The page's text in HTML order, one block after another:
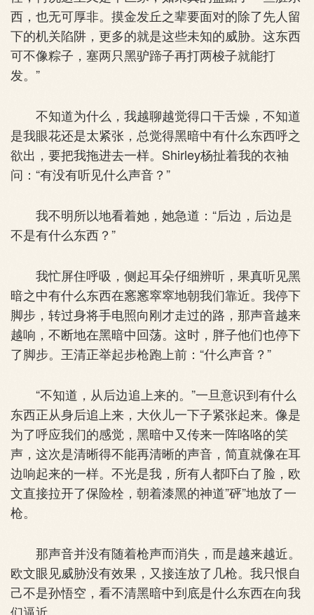
西，也无可厚非。摸金发丘之辈要面对的除了先人留
下的机关陷阱，更多的就是这些未知的威胁。这东西
可不像粽子，塞两只黑驴蹄子再打两梭子就能打
发。”
不知道为什么，我越聊越觉得口干舌燥，不知道
是我眼花还是太紧张，总觉得黑暗中有什么东西呼之
欲出，要把我拖进去一样。Shirley杨扯着我的衣袖
问：“有没有听见什么声音？”
我不明所以地看着她，她急道：“后边，后边是
不是有什么东西？”
我忙屏住呼吸，侧起耳朵仔细辨听，果真听见黑
暗之中有什么东西在窸窸窣窣地朝我们靠近。我停下
脚步，转过身将手电照向刚才走过的路，那声音越来
越响，不断地在黑暗中回荡。这时，胖子他们也停下
了脚步。王清正举起步枪跑上前：“什么声音？”
“不知道，从后边追上来的。”一旦意识到有什么
东西正从身后追上来，大伙儿一下子紧张起来。像是
为了呼应我们的感觉，黑暗中又传来一阵咯咯的笑
声，这次是清晰得不能再清晰的声音，简直就像在耳
边响起来的一样。不光是我，所有人都吓白了脸，欧
文直接拉开了保险栓，朝着漆黑的神道”砰”地放了一
枪。
那声音并没有随着枪声而消失，而是越来越近。
欧文眼见威胁没有效果，又接连放了几枪。我只恨自
己不是孙悟空，看不清黑暗中到底是什么东西在向我